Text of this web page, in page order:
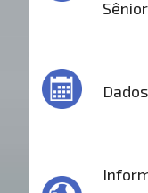
Sênior